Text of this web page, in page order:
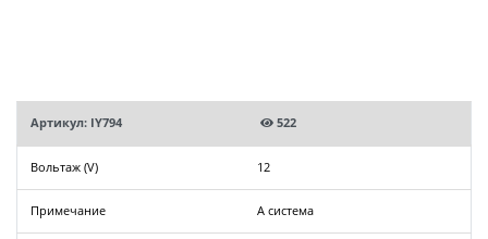
Артикул: IY794 522
Вольтаж (V) 12
Примечание A система